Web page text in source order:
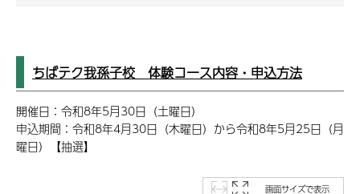
ちばテク我孫子校 体験コース内容・申込方法
開催日：令和8年5月30日（土曜日）
申込期間：令和8年4月30日（木曜日）から令和8年5月25日（月
曜日）【抽選】
画面サイズで表示